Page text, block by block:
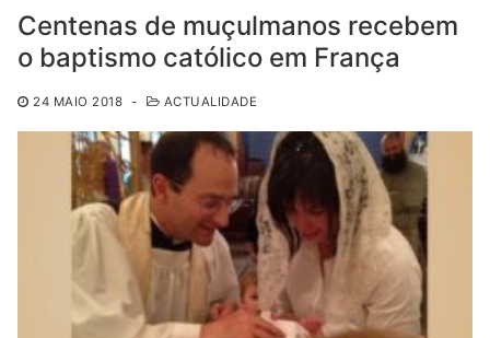
por:
Loja
Santo do Dia
Quem somos nós
Centenas de muçulmanos recebem
o baptismo católico em França
24 MAIO 2018 - ACTUALIDADE